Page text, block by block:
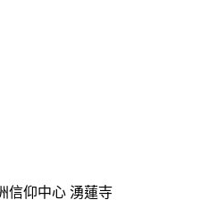
信仰中心 湧蓮寺